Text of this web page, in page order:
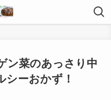
ン菜のあっさり中
シーおかず！